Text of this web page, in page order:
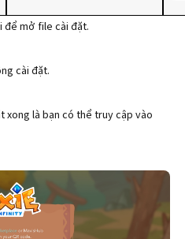
để mở file cài đặt.
cài đặt.
xong là bạn có thể truy cập vào